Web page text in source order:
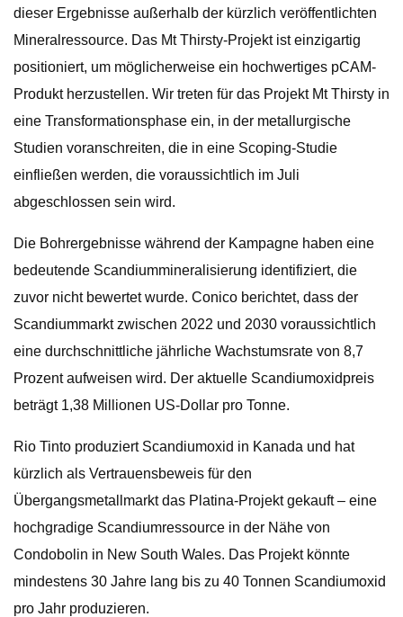
dieser Ergebnisse außerhalb der kürzlich veröffentlichten
Mineralressource. Das Mt Thirsty-Projekt ist einzigartig
positioniert, um möglicherweise ein hochwertiges pCAM-
Produkt herzustellen. Wir treten für das Projekt Mt Thirsty in
eine Transformationsphase ein, in der metallurgische
Studien voranschreiten, die in eine Scoping-Studie
einfließen werden, die voraussichtlich im Juli
abgeschlossen sein wird.
Die Bohrergebnisse während der Kampagne haben eine
bedeutende Scandiummineralisierung identifiziert, die
zuvor nicht bewertet wurde. Conico berichtet, dass der
Scandiummarkt zwischen 2022 und 2030 voraussichtlich
eine durchschnittliche jährliche Wachstumsrate von 8,7
Prozent aufweisen wird. Der aktuelle Scandiumoxidpreis
beträgt 1,38 Millionen US-Dollar pro Tonne.
Rio Tinto produziert Scandiumoxid in Kanada und hat
kürzlich als Vertrauensbeweis für den
Übergangsmetallmarkt das Platina-Projekt gekauft – eine
hochgradige Scandiumressource in der Nähe von
Condobolin in New South Wales. Das Projekt könnte
mindestens 30 Jahre lang bis zu 40 Tonnen Scandiumoxid
pro Jahr produzieren.